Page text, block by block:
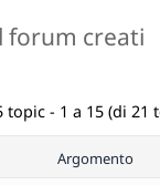
forum creati
topic - 1 a 15 (di 21
Argomento